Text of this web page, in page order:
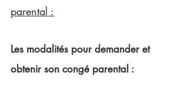
parental :
Les modalités pour demander et
obtenir son congé parental :